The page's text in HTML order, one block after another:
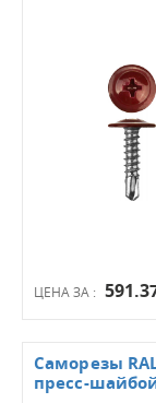
ЦЕНА ЗА :
Саморезы
пресс-